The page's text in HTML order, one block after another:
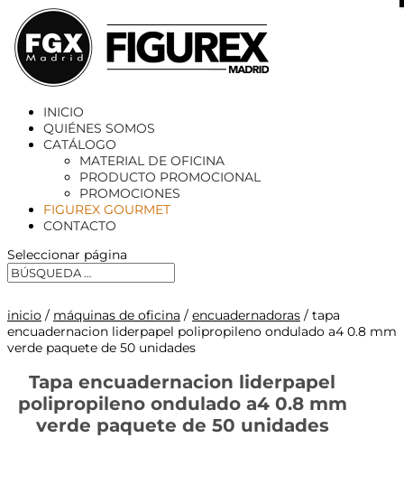
INICIO
QUIÉNES SOMOS
CATÁLOGO
MATERIAL DE OFICINA
PRODUCTO PROMOCIONAL
PROMOCIONES
FIGUREX GOURMET
CONTACTO
Seleccionar página
inicio / máquinas de oficina / encuadernadoras / tapa
encuadernacion liderpapel polipropileno ondulado a4 0.8 mm
verde paquete de 50 unidades
Tapa encuadernacion liderpapel
polipropileno ondulado a4 0.8 mm
verde paquete de 50 unidades